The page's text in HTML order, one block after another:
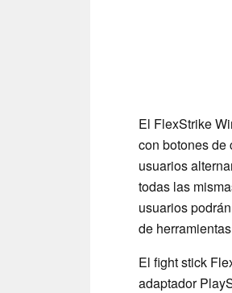
El FlexStrike
con botones de
usuarios
todas las
usuarios
de
El fight stick
adaptador